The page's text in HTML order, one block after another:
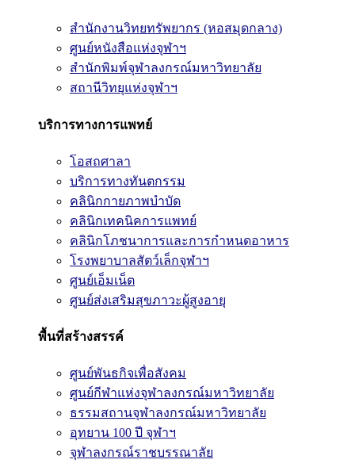
สำนักงานวิทยทรัพยากร (หอสมุดกลาง)
ศูนย์หนังสือแห่งจุฬาฯ
สำนักพิมพ์จุฬาลงกรณ์มหาวิทยาลัย
สถานีวิทยุแห่งจุฬาฯ
บริการทางการแพทย์
โอสถศาลา
บริการทางทันตกรรม
คลินิกกายภาพบำบัด
คลินิกเทคนิคการแพทย์
คลินิกโภชนาการและการกำหนดอาหาร
โรงพยาบาลสัตว์เล็กจุฬาฯ
ศูนย์เอ็มเน็ต
ศูนย์ส่งเสริมสุขภาวะผู้สูงอายุ
พื้นที่สร้างสรรค์
ศูนย์พันธกิจเพื่อสังคม
ศูนย์กีฬาแห่งจุฬาลงกรณ์มหาวิทยาลัย
ธรรมสถานจุฬาลงกรณ์มหาวิทยาลัย
อุทยาน 100 ปี จุฬาฯ
จุฬาลงกรณ์ราชบรรณาลัย